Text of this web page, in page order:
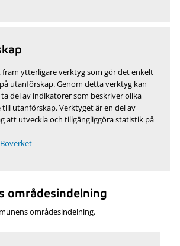
ytterligare verktyg som gör det enkelt
utanförskap. Genom detta verktyg kan
ta del av indikatorer som beskriver olika
utanförskap. Verktyget är en del av
att utveckla och tillgängliggöra statistik på
områdesindelning
områdesindelning.